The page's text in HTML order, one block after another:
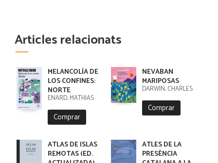
Articles relacionats
MELANCOLÍA DE
LOS CONFINES:
NORTE
ENARD, MATHIAS
Comprar
NEVABAN
MARIPOSAS
DARWIN, CHARLES
Comprar
ATLAS DE ISLAS
REMOTAS (ED.
ATLES DE LA
PRESÈNCIA